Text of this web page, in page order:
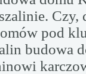
Czy,
pod
budowa